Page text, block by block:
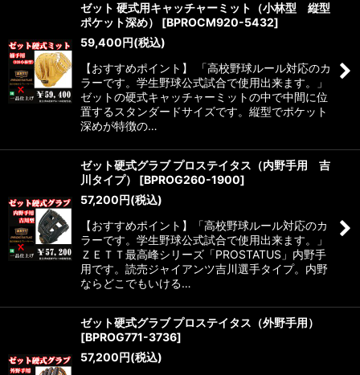
ゼット 硬式用キャッチャーミット（小林型 縦型
ポケット深め）
[BPROCM920-5432]
59,400円(税込)
【おすすめポイント】 「高校野球ルール対応のカ
ラーです。学生野球公式試合で使用出来ます。」
ゼットの硬式キャッチャーミットの中で中間に位
置するスタンダードサイズです。縦型でポケット
深めが特徴の…
ゼット硬式グラブ プロステイタス（内野手用 吉
川タイプ）
[BPROG260-1900]
57,200円(税込)
【おすすめポイント】「高校野球ルール対応のカ
ラーです。学生野球公式試合で使用出来ます。」
ＺＥＴＴ最高峰シリーズ「PROSTATUS」内野手
用です。読売ジャイアンツ吉川選手タイプ。内野
ならどこでもいける…
ゼット硬式グラブ プロステイタス（外野手用）
[BPROG771-3736]
57,200円(税込)